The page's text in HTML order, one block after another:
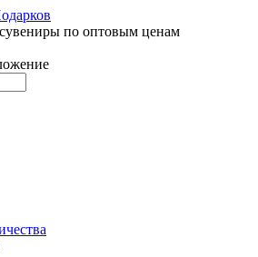
по оптовым ценам